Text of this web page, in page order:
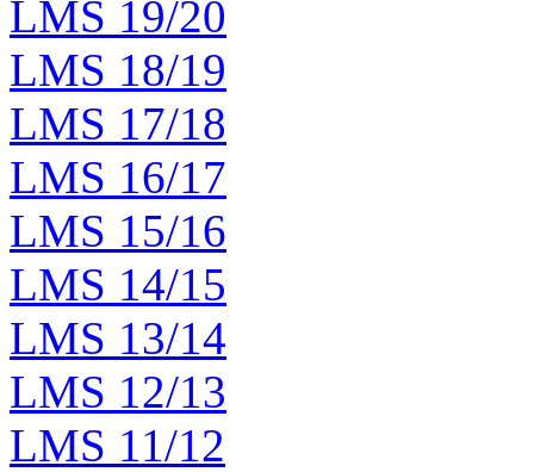
LMS 19/20
LMS 18/19
LMS 17/18
LMS 16/17
LMS 15/16
LMS 14/15
LMS 13/14
LMS 12/13
LMS 11/12